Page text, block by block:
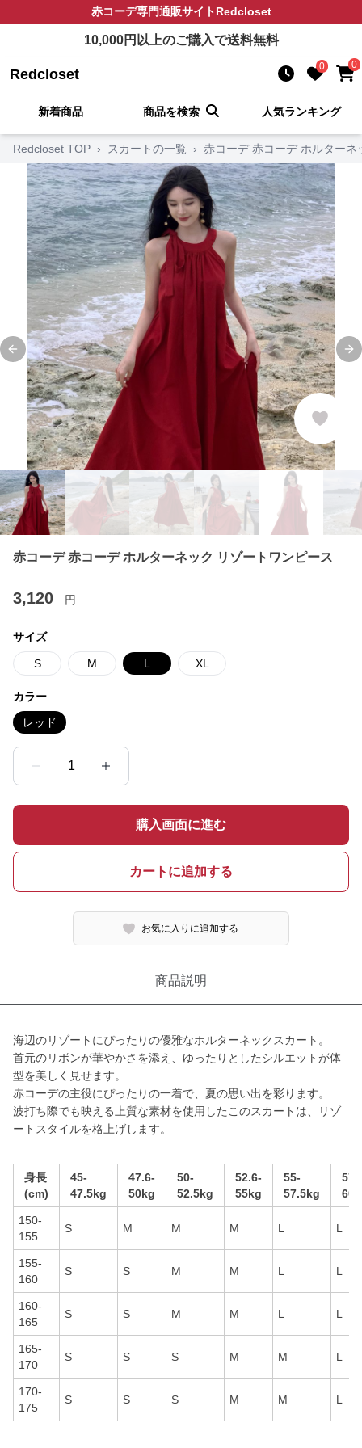
赤コーデ専門通販サイトRedcloset
10,000円以上のご購入で送料無料
Redcloset 0 0
新着商品 商品を検索 人気ランキング
Redcloset TOP › スカートの一覧 › 赤コーデ 赤コーデ ホルター
Previous slide
赤コーデ 赤コーデ ホルターネック リゾートワンピース
3,120 円
サイズ
S M L XL
カラー
レッド
1
購入画面に進む
カートに追加する
お気に入りに追加する
商品説明
海辺のリゾートにぴったりの優雅なホルターネックスカート。
首元のリボンが華やかさを添え、ゆったりとしたシルエットが体
型を美しく見せます。
赤コーデの主役にぴったりの一着で、夏の思い出を彩ります。
波打ち際でも映える上質な素材を使用したこのスカートは、リゾ
ートスタイルを格上げします。
身長
(cm)
45-
47.5kg
47.6-
50kg
50-
52.5kg
52.6-
55kg
55-
57.5kg
150-
155
S M M M L L
155-
160
S S M M L L
160-
165
S S M M L L
165-
170
S S S M M L
170-
175
S S S M M L